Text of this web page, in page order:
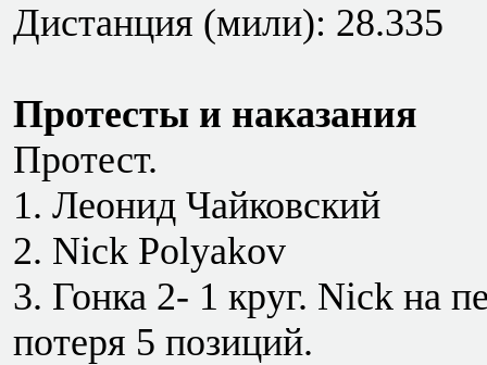
Дистанция (мили): 28.335
Протесты и наказания
Протест.
1. Леонид Чайковский
2. Nick Polyakov
3. Гонка 2- 1 круг. Nick на
потеря 5 позиций.